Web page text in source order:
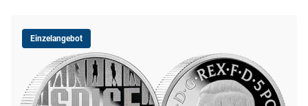
Einzelangebot